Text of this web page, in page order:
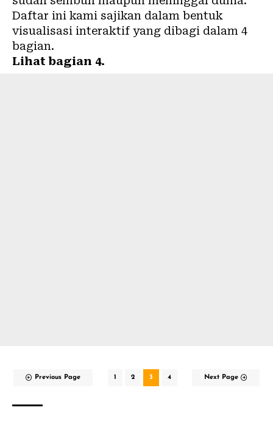
Daftar ini kami sajikan dalam bentuk
visualisasi interaktif yang dibagi dalam 4
bagian.
Lihat bagian 4.
Previous Page 1 2 3 4 Next Page